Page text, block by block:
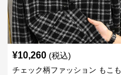
¥10,260 (税込)
チェック柄ファッション もこも